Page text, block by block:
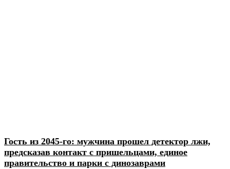
Гость из 2045-го: мужчина прошел детектор лжи,
предсказав контакт с пришельцами, единое
правительство и парки с динозаврами